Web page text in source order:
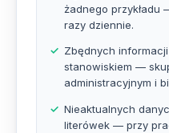
żadnego przykładu
razy dziennie.
Zbędnych
stanowiskiem —
administracyjnym i
Nieaktualnych
literówek — przy